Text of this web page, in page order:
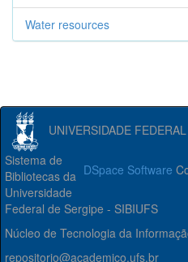
Water resources
UNIVERSIDADE
DSpace Software
Sistema de
Bibliotecas da
Universidade
Federal de Sergipe - SIBIUFS
Núcleo de Tecnologia da
repositorio@academico.ufs.br